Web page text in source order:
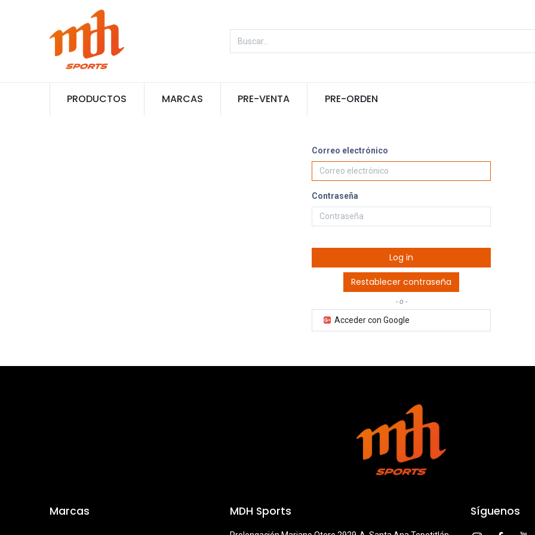
PRODUCTOS MARCAS PRE-VENTA PRE-ORDEN
Correo electrónico
Contraseña
Log in
Restablecer contraseña
- o -
Acceder con Google
Marcas MDH Sports Síguenos